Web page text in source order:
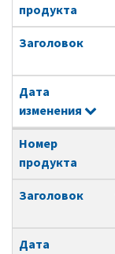
продукта
Заголовок
Дата
изменения
Номер
продукта
Заголовок
Дата